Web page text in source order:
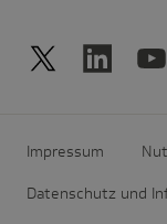
Impressum
Datenschutz und